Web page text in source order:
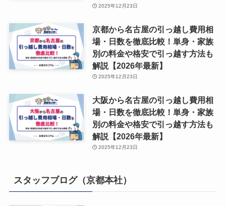
2025年12月23日
京都から名古屋の引っ越し費用相
場・日数を徹底比較！単身・家族
別の料金や格安で引っ越す方法も
解説【2026年最新】
2025年12月23日
大阪から名古屋の引っ越し費用相
場・日数を徹底比較！単身・家族
別の料金や格安で引っ越す方法も
解説【2026年最新】
2025年12月23日
スタッフブログ（京都本社）